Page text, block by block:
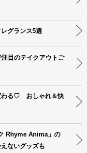
グランス5選
目のテイクアウトご
わる♡ おしゃれ＆快
Rhyme Anima」の
ないグッズも